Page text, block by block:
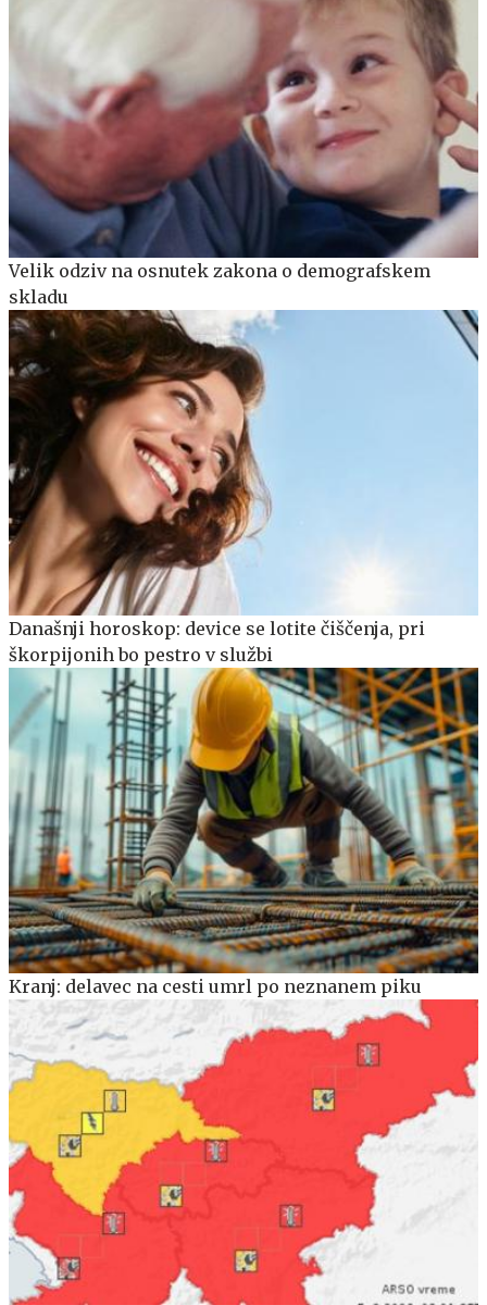
Velik odziv na osnutek zakona o demografskem
skladu
Današnji horoskop: device se lotite čiščenja, pri
škorpijonih bo pestro v službi
Kranj: delavec na cesti umrl po neznanem piku